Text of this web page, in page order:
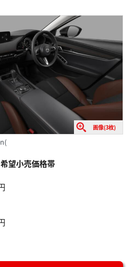
画像(3枚)
望小売価格帯